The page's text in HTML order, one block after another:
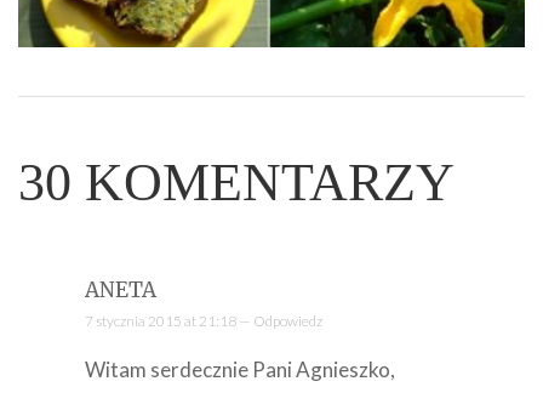
30 KOMENTARZY
ANETA
7 stycznia 2015 at 21:18 — Odpowiedz
Witam serdecznie Pani Agnieszko,